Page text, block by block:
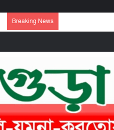
Breaking News